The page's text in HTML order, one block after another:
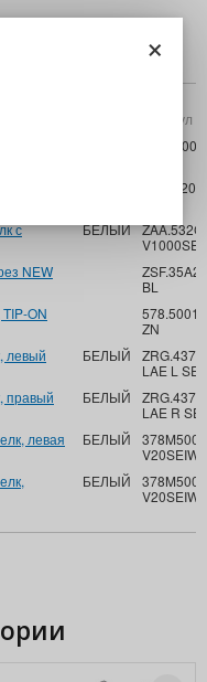
Артикул
с
БЕЛЫЙ
NEW
ZSF.35A2
BL
ON
ZN
левый
БЕЛЫЙ
LAE L
правый
БЕЛЫЙ
LAE R
левая
БЕЛЫЙ
V20SEIW
БЕЛЫЙ
V20SEIW
×